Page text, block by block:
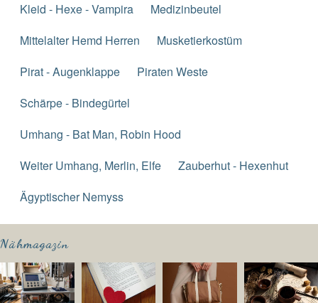
Kleid - Hexe - Vampira
Medizinbeutel
Mittelalter Hemd Herren
Musketierkostüm
Pirat - Augenklappe
Piraten Weste
Schärpe - Bindegürtel
Umhang - Bat Man, Robin Hood
Weiter Umhang, Merlin, Elfe
Zauberhut - Hexenhut
Ägyptischer Nemyss
Nähmagazin